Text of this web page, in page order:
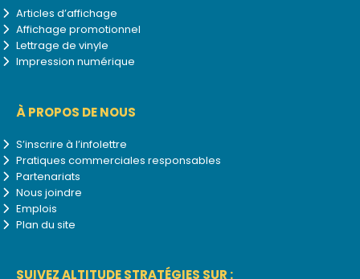
Articles d’affichage
Affichage promotionnel
Lettrage de vinyle
Impression numérique
À PROPOS DE NOUS
S’inscrire à l’infolettre
Pratiques commerciales responsables
Partenariats
Nous joindre
Emplois
Plan du site
SUIVEZ ALTITUDE STRATÉGIES SUR :